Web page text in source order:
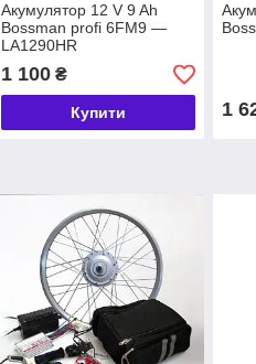
Акумулятор 12 V 9 Ah
Bossman profi 6FM9 —
LA1290HR
1 100₴
Купити 1